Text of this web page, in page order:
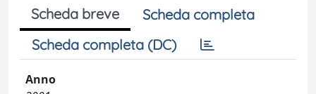
Scheda breve
Scheda completa
Scheda completa (DC)
Anno